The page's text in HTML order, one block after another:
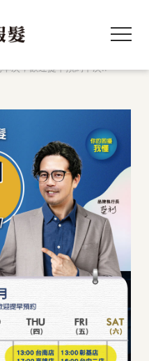
面會開放預約中
次，歡迎提早預約下次..